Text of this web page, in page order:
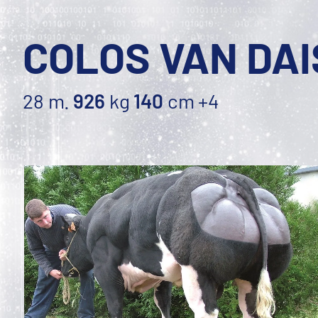
COLOS VAN
28 m. 926 kg 140cm +4